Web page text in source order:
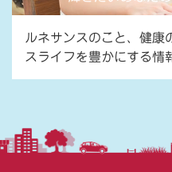
ルネサンスのこと、健康
スライフを豊かにする情